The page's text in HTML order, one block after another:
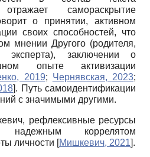
самораскрытие
о принятии, активном
своих способностей, что
мнении Другого (родителя,
эксперта), заключении о
опыте активизации
2019; Чернявская, 2023;
]. Путь самоидентификации
с значимыми другими.
рефлексивные ресурсы
коррелятом
личности [Мишкевич, 2021].